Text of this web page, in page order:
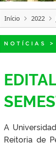
Início 2022
NOTÍCIAS >
A
Reitoria de